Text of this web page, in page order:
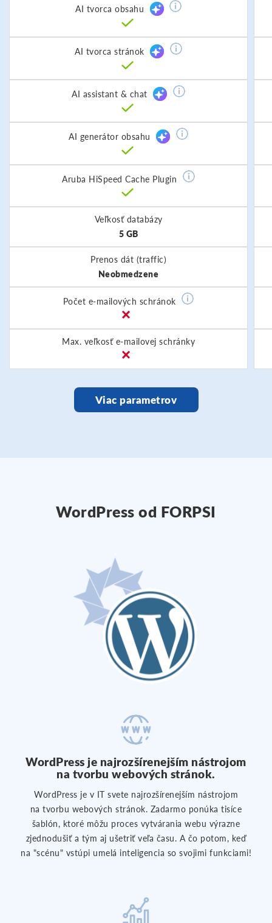
AI tvorca obsahu
AI tvorca stránok
AI assistant & chat
AI generátor obsahu
Aruba HiSpeed Cache Plugin
Veľkosť databázy
5 GB
Prenos dát (traffic)
Neobmedzene
Počet e-mailových schránok
Max. veľkosť e-mailovej schránky
Viac parametrov
WordPress od FORPSI
WordPress je najrozšírenejším nástrojom
na tvorbu webových stránok.
WordPress je v IT svete najrozšírenejším nástrojom
na tvorbu webových stránok. Zadarmo ponúka tisíce
šablón, ktoré môžu proces vytvárania webu výrazne
zjednodušiť a tým aj ušetriť veľa času. A čo potom, keď
na "scénu" vstúpi umelá inteligencia so svojimi funkciami!